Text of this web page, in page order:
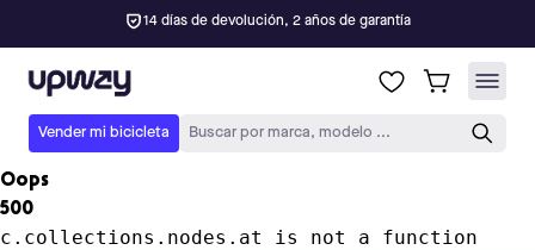
14 días de devolución, 2 años de garantía
Upway
Vender mi bicicleta Buscar por marca, modelo ...
Oops
500
c.collections.nodes.at is not a function